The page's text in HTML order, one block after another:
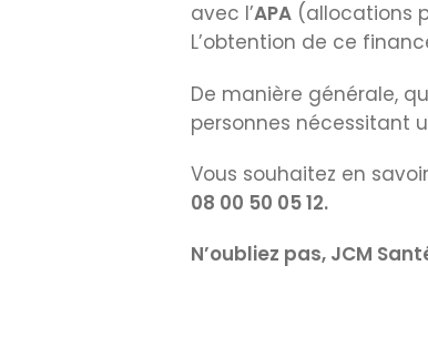
avec l’APA (allocations
L’obtention de ce
De manière générale,
personnes nécessitant
Vous souhaitez en
08 00 50 05 12.
N’oubliez pas, JCM